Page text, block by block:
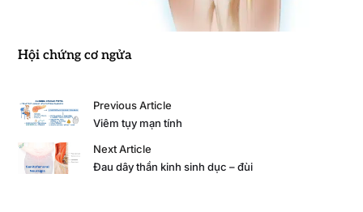
Hội chứng cơ ngửa
Previous Article
Viêm tụy mạn tính
Next Article
Đau dây thần kinh sinh dục – đùi